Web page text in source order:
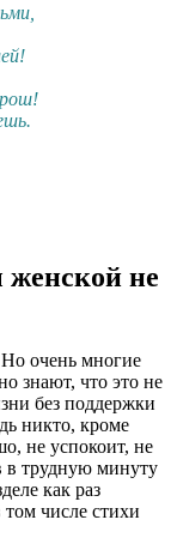
женской не
очень многие
знают, что это не
без поддержки
никто, кроме
не успокоит, не
в трудную минуту
как раз
числе стихи